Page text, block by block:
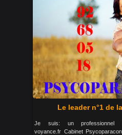
Le leader n°1 de
Je suis: un professionnel
voyance.fr Cabinet